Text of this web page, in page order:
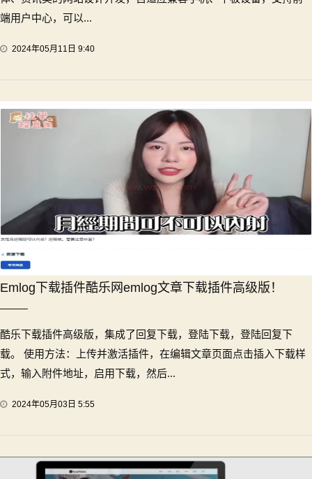
端用户中心，可以...
2024年05月11日 9:40
Emlog下载插件酷乐网emlog文章下载插件高级版！
酷乐下载插件高级版，集成了回复下载，登陆下载，登陆回复下
载。 使用方法：上传并激活插件，在编辑文章页面点击插入下载样
式，输入附件地址，启用下载，然后...
2024年05月03日 5:55